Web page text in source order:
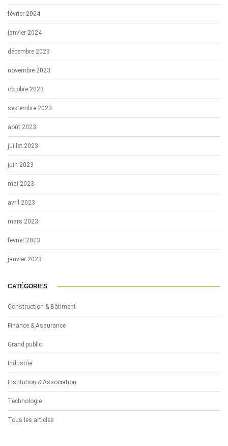
février 2024
janvier 2024
décembre 2023
novembre 2023
octobre 2023
septembre 2023
août 2023
juillet 2023
juin 2023
mai 2023
avril 2023
mars 2023
février 2023
janvier 2023
CATÉGORIES
Construction & Bâtiment
Finance & Assurance
Grand public
Industrie
Institution & Association
Technologie
Tous les articles